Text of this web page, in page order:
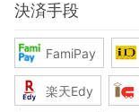
決済手段
FamiPay
楽天Edy